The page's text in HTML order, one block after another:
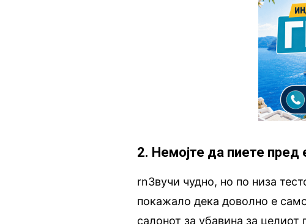
2. Немојте да пиете пред
rnЗвучи чудно, но по низа
покажало дека доволно е
салонот за убавина за